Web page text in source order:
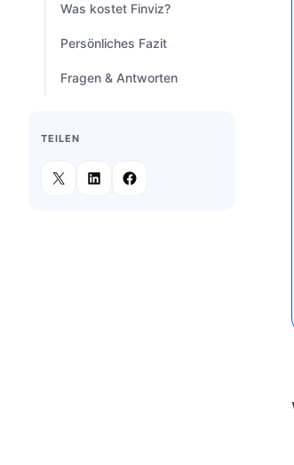
TEILEN
Was kostet Finviz?
Persönliches Fazit
Fragen & Antworten